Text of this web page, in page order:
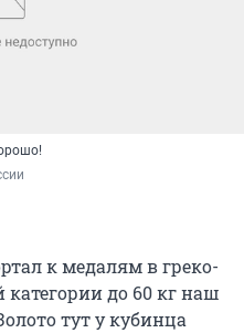
к медалям в греко-
категории до 60 кг наш
тут у кубинца